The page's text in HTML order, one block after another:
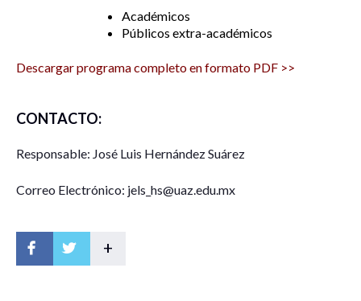
Académicos
Públicos extra-académicos
Descargar programa completo en formato PDF >>
CONTACTO:
Responsable: José Luis Hernández Suárez
Correo Electrónico: jels_hs@uaz.edu.mx
+